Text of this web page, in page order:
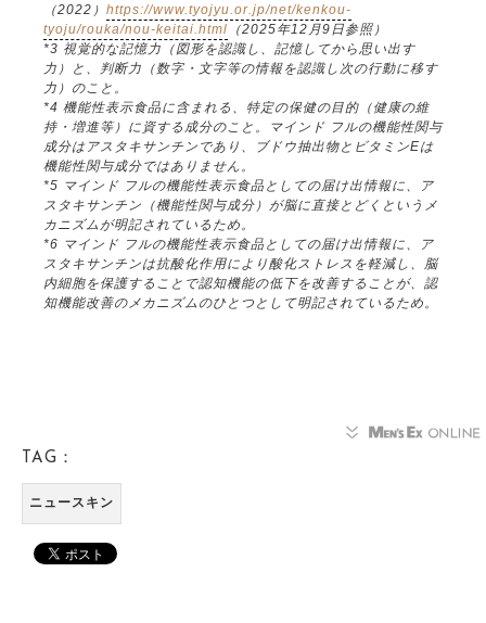
（2022） https://www.tyojyu.or.jp/net/kenkou-
tyoju/rouka/nou-keitai.html （2025年12月9日参照）
*3 視覚的な記憶力（図形を認識し、記憶してから思い出す
力）と、判断力（数字・文字等の情報を認識し次の行動に移す
力）のこと。
*4 機能性表示食品に含まれる、特定の保健の目的（健康の維
持・増進等）に資する成分のこと。マインド フルの機能性関与
成分はアスタキサンチンであり、ブドウ抽出物とビタミンEは
機能性関与成分ではありません。
*5 マインド フルの機能性表示食品としての届け出情報に、ア
スタキサンチン（機能性関与成分）が脳に直接とどくというメ
カニズムが明記されているため。
*6 マインド フルの機能性表示食品としての届け出情報に、ア
スタキサンチンは抗酸化作用により酸化ストレスを軽減し、脳
内細胞を保護することで認知機能の低下を改善することが、認
知機能改善のメカニズムのひとつとして明記されているため。
TAG：
ニュースキン